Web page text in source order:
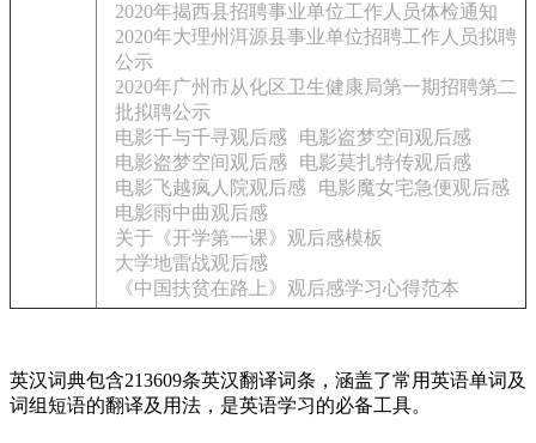
2020年揭西县招聘事业单位工作人员体检通知
2020年大理州洱源县事业单位招聘工作人员拟聘
公示
2020年广州市从化区卫生健康局第一期招聘第二
批拟聘公示
电影千与千寻观后感
电影盗梦空间观后感
电影盗梦空间观后感
电影莫扎特传观后感
电影飞越疯人院观后感
电影魔女宅急便观后感
电影雨中曲观后感
关于《开学第一课》观后感模板
大学地雷战观后感
《中国扶贫在路上》观后感学习心得范本
英汉词典包含213609条英汉翻译词条，涵盖了常用英语单词及
词组短语的翻译及用法，是英语学习的必备工具。